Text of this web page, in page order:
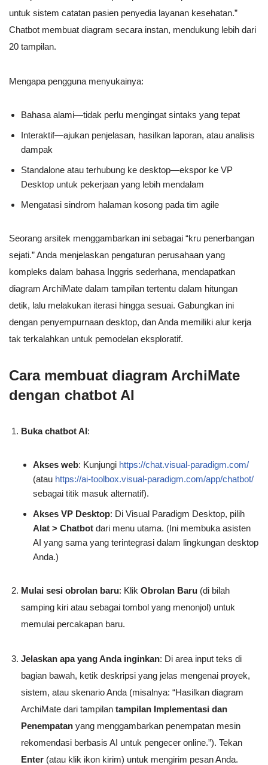
untuk sistem catatan pasien penyedia layanan kesehatan.”
Chatbot membuat diagram secara instan, mendukung lebih dari
20 tampilan.
Mengapa pengguna menyukainya:
Bahasa alami—tidak perlu mengingat sintaks yang tepat
Interaktif—ajukan penjelasan, hasilkan laporan, atau analisis
dampak
Standalone atau terhubung ke desktop—ekspor ke VP
Desktop untuk pekerjaan yang lebih mendalam
Mengatasi sindrom halaman kosong pada tim agile
Seorang arsitek menggambarkan ini sebagai “kru penerbangan
sejati.” Anda menjelaskan pengaturan perusahaan yang
kompleks dalam bahasa Inggris sederhana, mendapatkan
diagram ArchiMate dalam tampilan tertentu dalam hitungan
detik, lalu melakukan iterasi hingga sesuai. Gabungkan ini
dengan penyempurnaan desktop, dan Anda memiliki alur kerja
tak terkalahkan untuk pemodelan eksploratif.
Cara membuat diagram ArchiMate
dengan chatbot AI
Buka chatbot AI:
Akses web: Kunjungi https://chat.visual-paradigm.com/
(atau https://ai-toolbox.visual-paradigm.com/app/chatbot/
sebagai titik masuk alternatif).
Akses VP Desktop: Di Visual Paradigm Desktop, pilih
Alat > Chatbot dari menu utama. (Ini membuka asisten
AI yang sama yang terintegrasi dalam lingkungan desktop
Anda.)
Mulai sesi obrolan baru: Klik Obrolan Baru (di bilah
samping kiri atau sebagai tombol yang menonjol) untuk
memulai percakapan baru.
Jelaskan apa yang Anda inginkan: Di area input teks di
bagian bawah, ketik deskripsi yang jelas mengenai proyek,
sistem, atau skenario Anda (misalnya: “Hasilkan diagram
ArchiMate dari tampilan tampilan Implementasi dan
Penempatan yang menggambarkan penempatan mesin
rekomendasi berbasis AI untuk pengecer online.”). Tekan
Enter (atau klik ikon kirim) untuk mengirim pesan Anda.